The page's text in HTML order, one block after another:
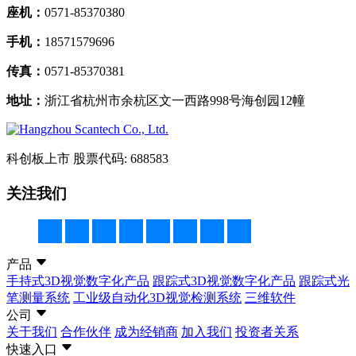
座机： 0571-85370380
手机： 18571579696
传真： 0571-85370381
地址： 浙江省杭州市余杭区文一西路998号海创园12幢
科创板上市 股票代码: 688583
关注我们
产品
手持式3D视觉数字化产品 跟踪式3D视觉数字化产品 跟踪式光
笔测量系统 工业级自动化3D视觉检测系统 三维软件
公司
关于我们 合作伙伴 成为经销商 加入我们 投资者关系
快速入口